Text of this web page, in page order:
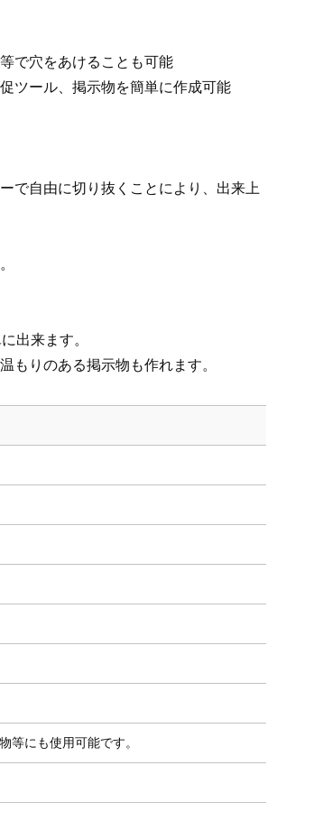
×
で穴をあけることも可能
ツール、掲示物を簡単に作成可能
で自由に切り抜くことにより、出来上
出来ます。
もりのある掲示物も作れます。
等にも使用可能です。